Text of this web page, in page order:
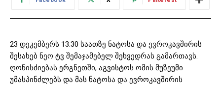
23 დეკემბერს 13:30 საათზე ნატოსა და ევროკავშირის
შესახებ ნეო ტვ შემაჯამებელ შეხვედრას გამართავს.
ღონისძიებას ერგნეთში, აგვისტოს ომის მუზეუმი
უმასპინძლებს და მას ნატოსა და ევროკავშირის